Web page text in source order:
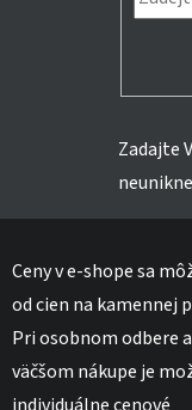
Zadajte
Ceny v e-shope sa
od cien na kamennej
Pri osobnom odbere a
väčšom nákupe je